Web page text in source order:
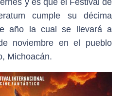
y es que el Festival de
cumple su décima
año la cual se llevará a
noviembre en el pueblo
Michoacán.